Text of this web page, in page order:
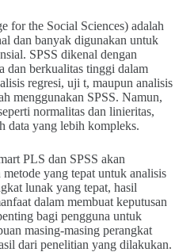
for the Social Sciences) adalah
dan banyak digunakan untuk
SPSS dikenal dengan
dan berkualitas tinggi dalam
regresi, uji t, maupun analisis
menggunakan SPSS. Namun,
normalitas dan linieritas,
data yang lebih kompleks.
PLS dan SPSS akan
yang tepat untuk analisis
lunak yang tepat, hasil
dalam membuat keputusan
bagi pengguna untuk
masing-masing perangkat
dari penelitian yang dilakukan.